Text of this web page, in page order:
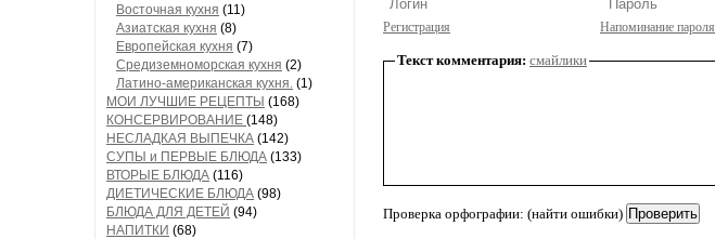
Восточная кухня (11)
Азиатская кухня (8)
Европейская кухня (7)
Средиземноморская кухня (2)
Латино-американская кухня. (1)
МОИ ЛУЧШИЕ РЕЦЕПТЫ (168)
КОНСЕРВИРОВАНИЕ (148)
НЕСЛАДКАЯ ВЫПЕЧКА (142)
СУПЫ и ПЕРВЫЕ БЛЮДА (133)
ВТОРЫЕ БЛЮДА (116)
ДИЕТИЧЕСКИЕ БЛЮДА (98)
БЛЮДА ДЛЯ ДЕТЕЙ (94)
НАПИТКИ (68)
Регистрация Напоминание пароля
Текст комментария: смайлики
Проверка орфографии: (найти ошибки)